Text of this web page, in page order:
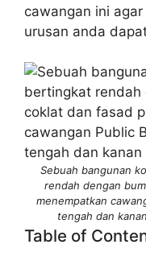
cawangan ini
urusan anda
Sebuah bangunan
rendah dengan
menempatkan
tengah dan
Table of